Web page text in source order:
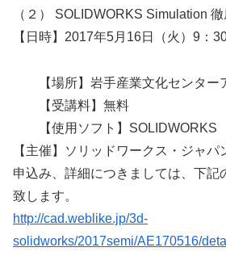
（２） SOLIDWORKS Simulation
【日時】2017年5月16日（火）9：
【場所】岩手産業文化センター
【受講料】無料
【使用ソフト】SOLIDWORKS
【主催】ソリッドワークス・ジャパ
申込み、詳細につきましては、下記
致します。
http://cad.weblike.jp/3d-
solidworks/2017semi/AE170516/